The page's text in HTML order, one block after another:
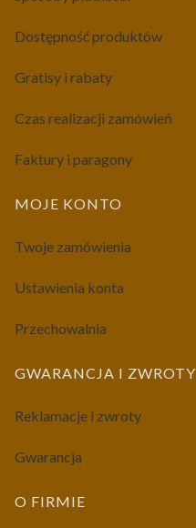
Dostępność produktów
Gratisy i rabaty
Czas realizacji zamówień
Faktury i paragony
MOJE KONTO
Twoje zamówienia
Ustawienia konta
Przechowalnia
GWARANCJA I ZWROTY
Reklamacje i zwroty
Gwarancja
O FIRMIE